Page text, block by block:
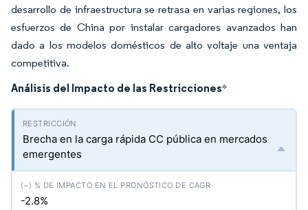
desarrollo de infraestructura se retrasa en varias regiones, los
esfuerzos de China por instalar cargadores avanzados han
dado a los modelos domésticos de alto voltaje una ventaja
competitiva.
Análisis del Impacto de las Restricciones*
Brecha en la carga rápida CC pública en mercados
emergentes
-2.8%